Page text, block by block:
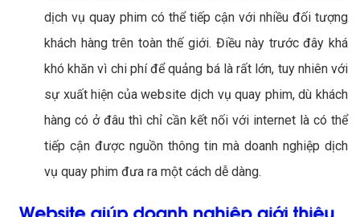
dịch vụ quay phim có thể tiếp cận với nhiều đối tượng
khách hàng trên toàn thế giới. Điều này trước đây khá
khó khăn vì chi phí để quảng bá là rất lớn, tuy nhiên với
sự xuất hiện của website dịch vụ quay phim, dù khách
hàng có ở đâu thì chỉ cần kết nối với internet là có thể
tiếp cận được nguồn thông tin mà doanh nghiệp dịch
vụ quay phim đưa ra một cách dễ dàng.